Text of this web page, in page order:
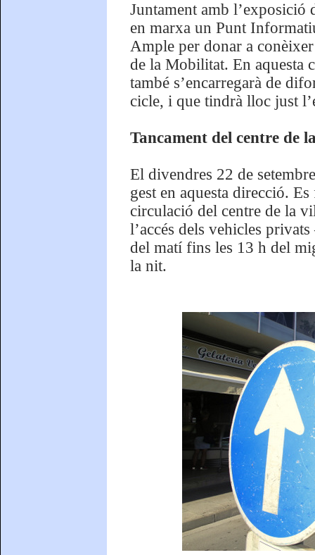
Juntament amb
en marxa un Punt
Ample per donar a
de la Mobilitat. En aquesta
també s’encarregarà de
cicle, i que tindrà lloc just
Tancament del centre de
El divendres 22 de
gest en aquesta direcció.
circulació del centre de la
l’accés dels vehicles
del matí fins les 13 h del
la nit.